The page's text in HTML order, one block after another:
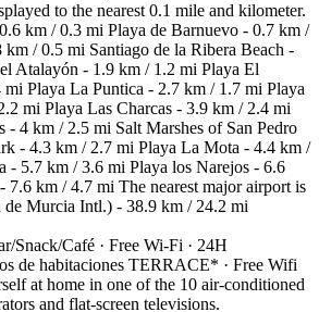
to the nearest 0.1 mile and kilometer.
km / 0.3 mi Playa de Barnuevo - 0.7 km /
/ 0.5 mi Santiago de la Ribera Beach -
Atalayón - 1.9 km / 1.2 mi Playa El
Playa La Puntica - 2.7 km / 1.7 mi Playa
mi Playa Las Charcas - 3.9 km / 2.4 mi
- 4 km / 2.5 mi Salt Marshes of San Pedro
- 4.3 km / 2.7 mi Playa La Mota - 4.4 km /
- 5.7 km / 3.6 mi Playa los Narejos - 6.6
km / 4.7 mi The nearest major airport is
Murcia Intl.) - 38.9 km / 24.2 mi
Snack/Café · Free Wi-Fi · 24H
de habitaciones TERRACE* · Free Wifi
at home in one of the 10 air-conditioned
and flat-screen televisions.